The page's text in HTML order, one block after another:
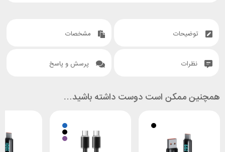
توضیحات مشخصات
نظرات پرسش و پاسخ
همچنین ممکن است دوست داشته باشید…